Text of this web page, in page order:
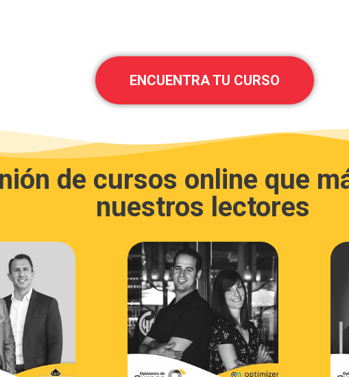
ENCUENTRA TU CURSO
de cursos online que
nuestros lectores